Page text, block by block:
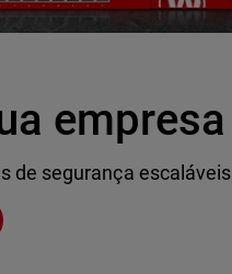
empresa
de segurança escaláveis